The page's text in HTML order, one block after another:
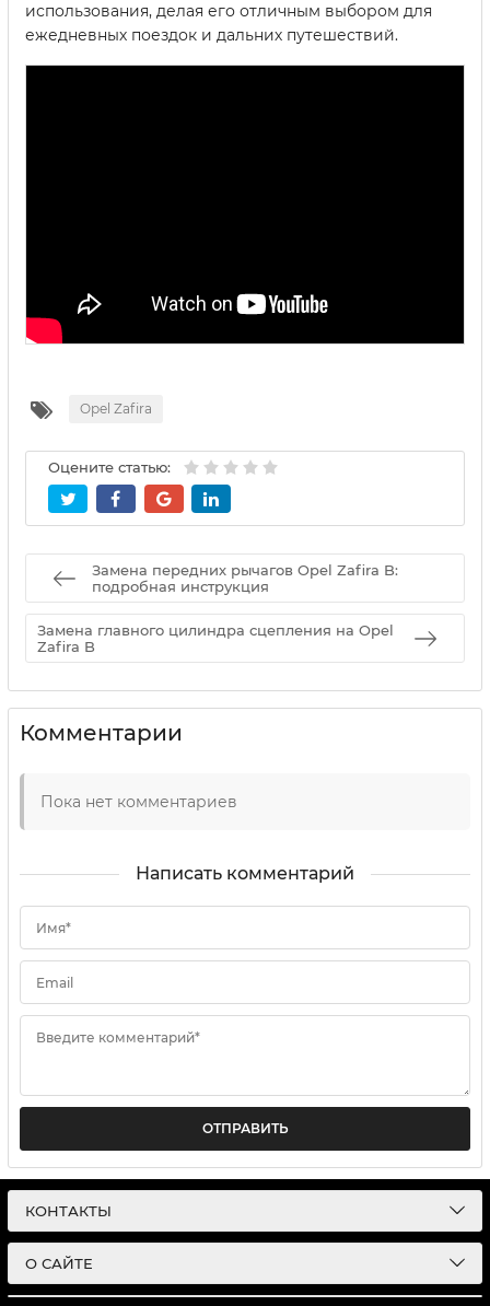
использования, делая его отличным выбором для
ежедневных поездок и дальних путешествий.
Opel Zafira
Оцените статью:
Замена передних рычагов Opel Zafira B:
подробная инструкция
Замена главного цилиндра сцепления на Opel
Zafira B
Комментарии
Пока нет комментариев
Написать комментарий
Имя*
Email
Введите комментарий*
ОТПРАВИТЬ
КОНТАКТЫ
О САЙТЕ